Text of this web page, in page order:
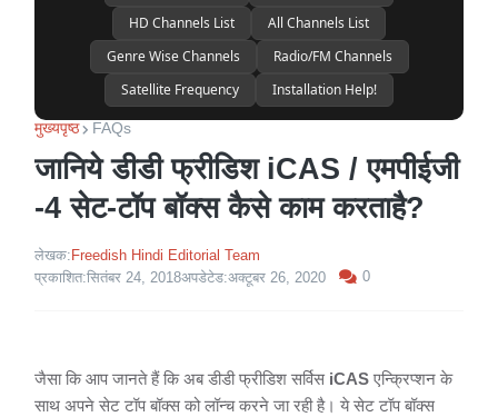
HD Channels List
All Channels List
Genre Wise Channels
Radio/FM Channels
Satellite Frequency
Installation Help!
मुख्यपृष्ठ FAQs
जानिये डीडी फ्रीडिश iCAS / एमपीईजी
-4 सेट-टॉप बॉक्स कैसे काम करताहै?
लेखक: Freedish Hindi Editorial Team
प्रकाशित:सितंबर 24, 2018अपडेटेड:अक्टूबर 26, 2020 0
जैसा कि आप जानते हैं कि अब डीडी फ्रीडिश सर्विस iCAS एन्क्रिप्शन के
साथ अपने सेट टॉप बॉक्स को लॉन्च करने जा रही है। ये सेट टॉप बॉक्स